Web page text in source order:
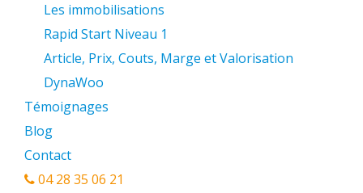
Les immobilisations
Rapid Start Niveau 1
Article, Prix, Couts, Marge et Valorisation
DynaWoo
Témoignages
Blog
Contact
04 28 35 06 21